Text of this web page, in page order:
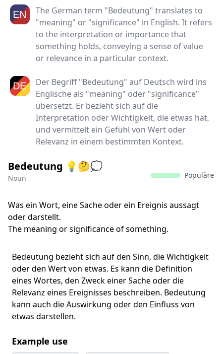
The German term "Bedeutung" translates to
"meaning" or "significance" in English. It refers
to the interpretation or importance that
something holds, conveying a sense of value
or relevance in a particular context.
Der Begriff "Bedeutung" auf Deutsch wird ins
Englische als "meaning" oder "significance"
übersetzt. Er bezieht sich auf die
Interpretation oder Wichtigkeit, die etwas hat,
und vermittelt ein Gefühl von Wert oder
Relevanz in einem bestimmten Kontext.
Bedeutung 💡🤔💭
Noun Populäre
Was ein Wort, eine Sache oder ein Ereignis aussagt
oder darstellt.
The meaning or significance of something.
Bedeutung bezieht sich auf den Sinn, die Wichtigkeit
oder den Wert von etwas. Es kann die Definition
eines Wortes, den Zweck einer Sache oder die
Relevanz eines Ereignisses beschreiben. Bedeutung
kann auch die Auswirkung oder den Einfluss von
etwas darstellen.
Example use